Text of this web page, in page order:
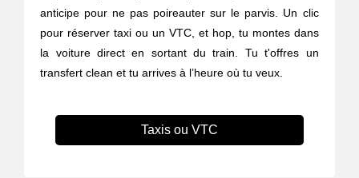
anticipe pour ne pas poireauter sur le parvis. Un clic
pour réserver taxi ou un VTC, et hop, tu montes dans
la voiture direct en sortant du train. Tu t'offres un
transfert clean et tu arrives à l’heure où tu veux.
Taxis ou VTC